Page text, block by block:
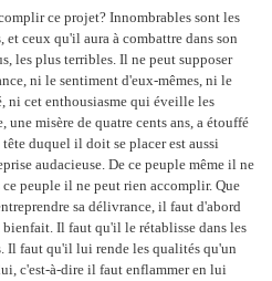
ce projet? Innombrables sont les
et ceux qu'il aura à combattre dans son
les plus terribles. Il ne peut supposer
ni le sentiment d'eux-mêmes, ni le
ni cet enthousiasme qui éveille les
misère de quatre cents ans, a étouffé
duquel il doit se placer est aussi
audacieuse. De ce peuple même il ne
peuple il ne peut rien accomplir. Que
sa délivrance, il faut d'abord
Il faut qu'il le rétablisse dans les
Il faut qu'il lui rende les qualités qu'un
c'est-à-dire il faut enflammer en lui